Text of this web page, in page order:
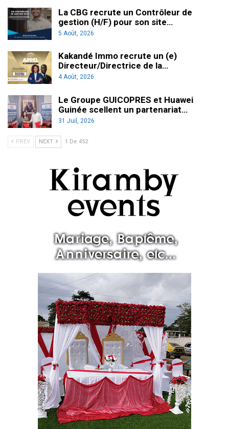
La CBG recrute un Contrôleur de
gestion (H/F) pour son site…
5 Août, 2026
Kakandé Immo recrute un (e)
Directeur/Directrice de la…
4 Août, 2026
Le Groupe GUICOPRES et Huawei
Guinée scellent un partenariat…
31 Juil, 2026
PREV NEXT 1 De 452